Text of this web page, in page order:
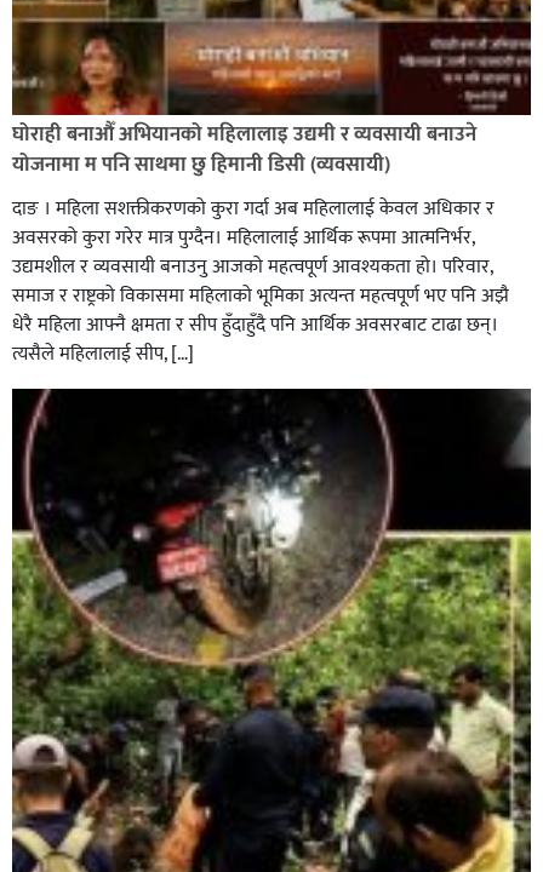
घोराही बनाऔँ अभियानको महिलालाइ उद्यमी र व्यवसायी बनाउने
योजनामा म पनि साथमा छु हिमानी डिसी (व्यवसायी)
दाङ । महिला सशक्तीकरणको कुरा गर्दा अब महिलालाई केवल अधिकार र
अवसरको कुरा गरेर मात्र पुग्दैन। महिलालाई आर्थिक रूपमा आत्मनिर्भर,
उद्यमशील र व्यवसायी बनाउनु आजको महत्वपूर्ण आवश्यकता हो। परिवार,
समाज र राष्ट्रको विकासमा महिलाको भूमिका अत्यन्त महत्वपूर्ण भए पनि अझै
धेरै महिला आफ्नै क्षमता र सीप हुँदाहुँदै पनि आर्थिक अवसरबाट टाढा छन्।
त्यसैले महिलालाई सीप, […]